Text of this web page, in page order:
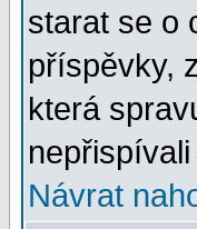
starat se o
příspěvky,
která
nepřispívali
Návrat